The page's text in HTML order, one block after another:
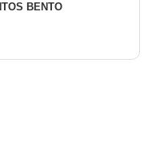
BENTO